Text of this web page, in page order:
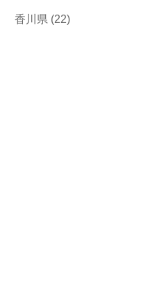
香川県 (22)